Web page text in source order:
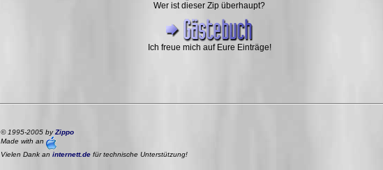
Wer ist dieser Zip überhaupt?
Ich freue mich auf Eure Einträge!
© 1995-2005 byZippo
Made with an
Vielen Dank an internett.de für technische Unterstützung!